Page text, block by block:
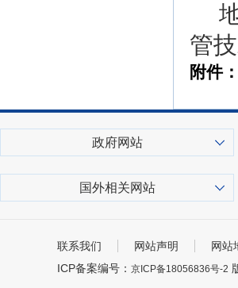
管
附件：
政府网站
国外相关网站
联系我们 网站声明 网站
ICP备案编号： 京ICP备18056836号-2